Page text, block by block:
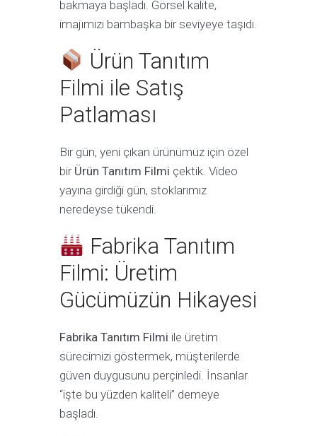
bakmaya başladı. Görsel kalite,
imajımızı bambaşka bir seviyeye taşıdı.
Ürün Tanıtım
Filmi ile Satış
Patlaması
Bir gün, yeni çıkan ürünümüz için özel
bir Ürün Tanıtım Filmi çektik. Video
yayına girdiği gün, stoklarımız
neredeyse tükendi.
Fabrika Tanıtım
Filmi: Üretim
Gücümüzün Hikayesi
Fabrika Tanıtım Filmi ile üretim
sürecimizi göstermek, müşterilerde
güven duygusunu perçinledi. İnsanlar
“işte bu yüzden kaliteli” demeye
başladı.